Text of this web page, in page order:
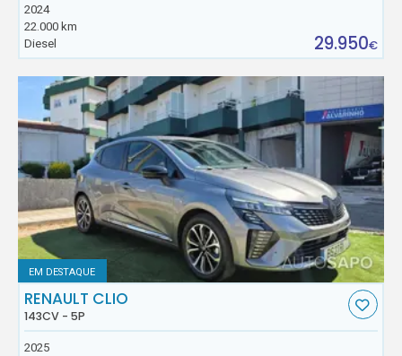
2024
22.000 km
Diesel
29.950€
EM DESTAQUE
RENAULT CLIO
143CV - 5P
2025